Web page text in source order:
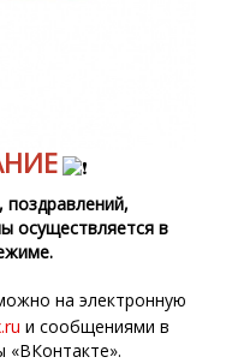
осуществляется в
на электронную
и сообщениями в
«ВКонтакте».